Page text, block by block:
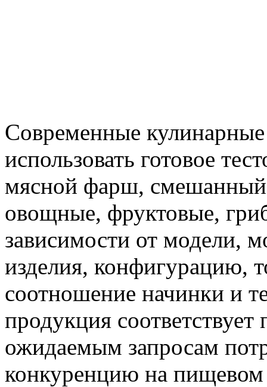
Современные
использовать готовое
мясной фарш,
овощные, фруктовые,
зависимости от модели,
изделия, конфигурацию,
соотношение начинки и
продукция
ожидаемым запросам
конкуренцию на